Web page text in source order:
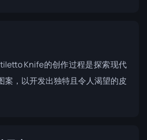
Knife的创作过程是探索现代
案，以开发出独特且令人渴望的皮